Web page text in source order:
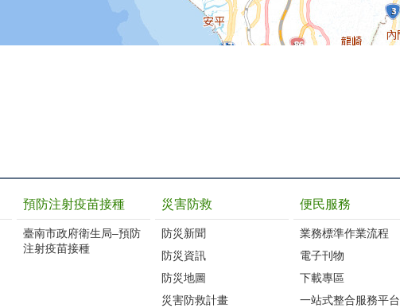
預防注射疫苗接種
臺南市政府衛生局–預防
注射疫苗接種
災害防救
防災新聞
防災資訊
防災地圖
災害防救計畫
便民服務
業務標準作業流程‭
電子刊物
下載專區
一站式整合服務平台